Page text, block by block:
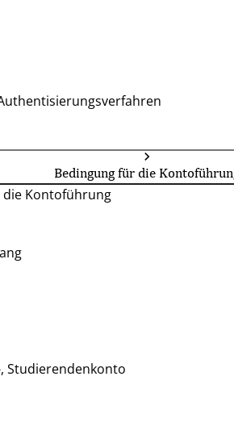
Bedingung für die
Kontoführung
Studierendenkonto